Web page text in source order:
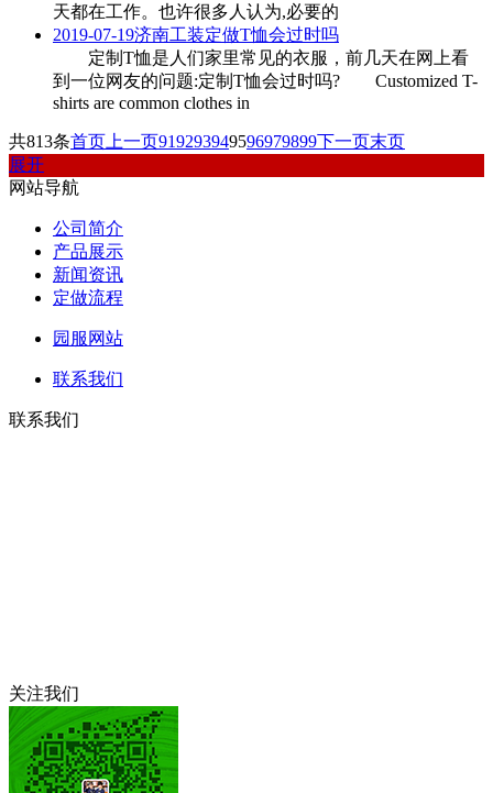
天都在工作。也许很多人认为,必要的
2019-07-19济南工装定做T恤会过时吗
定制T恤是人们家里常见的衣服，前几天在网上看
到一位网友的问题:定制T恤会过时吗? Customized T-
shirts are common clothes in
共813条首页 上一页919293949596979899下一页末页
展开
网站导航
公司简介
产品展示
新闻资讯
定做流程
园服网站
联系我们
联系我们
关注我们